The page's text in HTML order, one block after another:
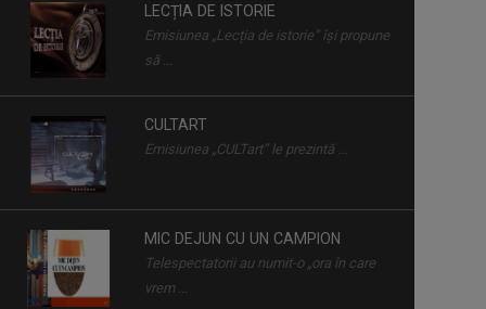
LECȚIA DE ISTORIE
Emisiunea „Lecția de istorie” își propune
să ...
CULTART
Emisiunea „CULTart” le prezintă ...
MIC DEJUN CU UN CAMPION
Telespectatorii au numit-o „ora în care
vrem ...